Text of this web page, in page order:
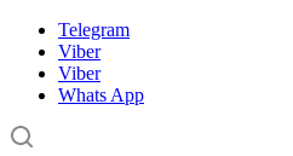
Telegram
Viber
Viber
Whats App